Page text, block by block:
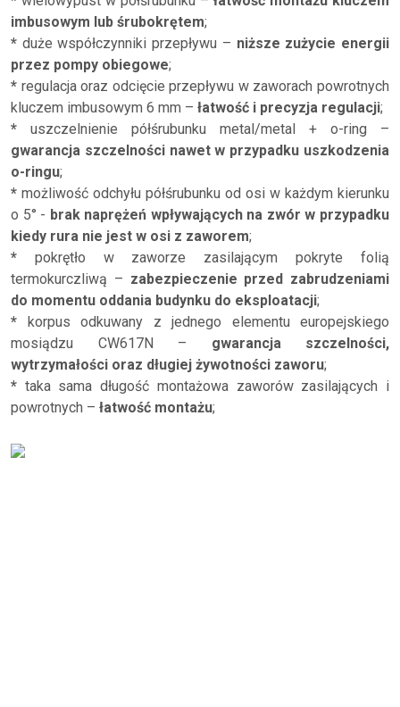
imbusowym lub śrubokrętem;
* duże współczynniki przepływu – niższe zużycie energii
przez pompy obiegowe;
* regulacja oraz odcięcie przepływu w zaworach powrotnych
kluczem imbusowym 6 mm – łatwość i precyzja regulacji;
* uszczelnienie półśrubunku metal/metal + o-ring –
gwarancja szczelności nawet w przypadku uszkodzenia
o-ringu;
* możliwość odchyłu półśrubunku od osi w każdym kierunku
o 5° - brak naprężeń wpływających na zwór w przypadku
kiedy rura nie jest w osi z zaworem;
* pokrętło w zaworze zasilającym pokryte folią
termokurczliwą – zabezpieczenie przed zabrudzeniami
do momentu oddania budynku do eksploatacji;
* korpus odkuwany z jednego elementu europejskiego
mosiądzu CW617N – gwarancja szczelności,
wytrzymałości oraz długiej żywotności zaworu;
* taka sama długość montażowa zaworów zasilających i
powrotnych – łatwość montażu;